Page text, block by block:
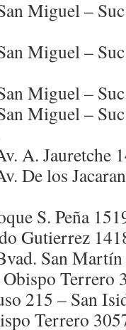
Miguel –
Miguel –
Miguel –
Miguel –
A. Jauretche
De los
S. Peña
Gutierrez
San Martín
Terrero
215 – San
Terrero